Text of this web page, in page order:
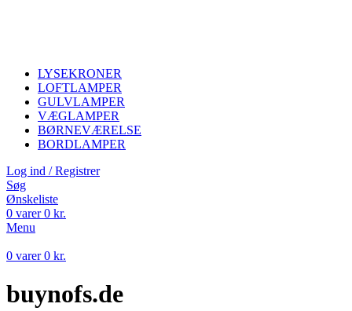
LYSEKRONER
LOFTLAMPER
GULVLAMPER
VÆGLAMPER
BØRNEVÆRELSE
BORDLAMPER
Log ind / Registrer
Søg
Ønskeliste
0 varer 0 kr.
Menu
0 varer 0 kr.
buynofs.de